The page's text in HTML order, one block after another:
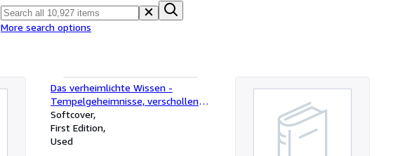
More search options
Das verheimlichte Wissen -
Tempelgeheimnisse, verschollene
Evangelien und das unbekannte
Leben Jesu.
Softcover
First Edition
Used